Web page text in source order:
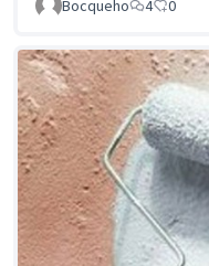
Bocqueho 4 0